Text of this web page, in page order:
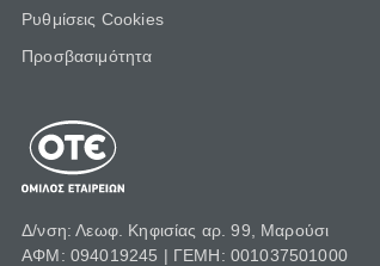
Ρυθμίσεις Cookies
Προσβασιμότητα
Δ/νση: Λεωφ. Κηφισίας αρ. 99, Μαρούσι
ΑΦΜ: 094019245 | ΓΕΜΗ: 001037501000